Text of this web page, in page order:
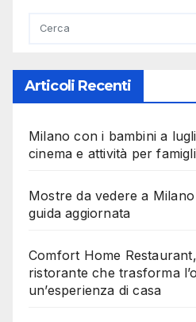
Articoli Recenti
Milano con i bambini a
cinema e attività per
Mostre da vedere a
guida aggiornata
Comfort Home
ristorante che trasforma
un’esperienza di casa